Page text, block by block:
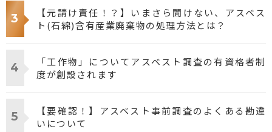
【元請け責任！？】いまさら聞けない、アスベス
ト(石綿)含有産業廃棄物の処理方法とは？
「工作物」についてアスベスト調査の有資格者制
度が創設されます
【要確認！】アスベスト事前調査のよくある勘違
いについて